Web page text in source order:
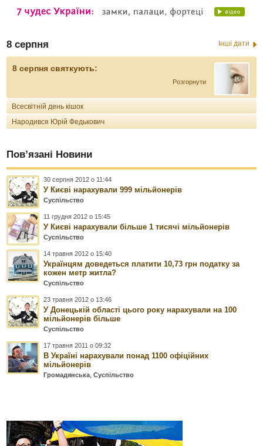
8 серпня Інші дати
8 серпня святкують:
Розгорнути
Всесвітній день кішок
Народився Юрій Федькович
Пов’язані Новини
30 серпня 2012 о 11:44
У Києві нарахували 999 мільйонерів
Суспільство
11 грудня 2012 о 15:45
У Києві нарахували більше 1 тисячі мільйонерів
Суспільство
14 травня 2012 о 15:40
Українцям доведеться платити 10,73 грн податку за
кожен метр житла?
Суспільство
23 травня 2012 о 13:46
У Донецькій області цього року нарахували на 100
мільйонерів більше
Суспільство
17 травня 2011 о 09:32
В Україні нарахували понад 1100 офіційних
мільйонерів
Громадянська ,Суспільство